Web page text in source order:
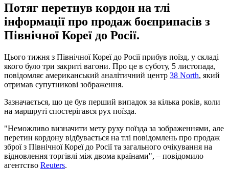
Потяг перетнув кордон на тлі
інформації про продаж боєприпасів з
Північної Кореї до Росії.
Цього тижня з Північної Кореї до Росії прибув поїзд, у складі
якого було три закриті вагони. Про це в суботу, 5 листопада,
повідомляє американський аналітичний центр 38 North, який
отримав супутникові зображення.
Зазначається, що це був перший випадок за кілька років, коли
на маршруті спостерігався рух поїзда.
"Неможливо визначити мету руху поїзда за зображеннями, але
перетин кордону відбувається на тлі повідомлень про продаж
зброї з Північної Кореї до Росії та загального очікування на
відновлення торгівлі між двома країнами", – повідомило
агентство Reuters.